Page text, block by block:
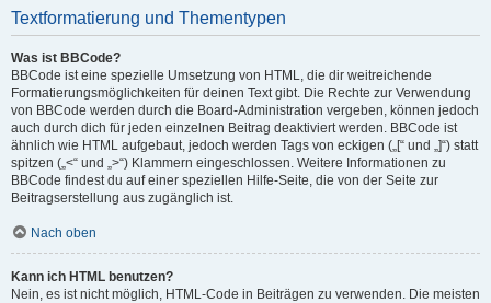
Textformatierung und Thementypen
Was ist BBCode?
BBCode ist eine spezielle Umsetzung von HTML, die dir weitreichende
Formatierungsmöglichkeiten für deinen Text gibt. Die Rechte zur Verwendung
von BBCode werden durch die Board-Administration vergeben, können jedoch
auch durch dich für jeden einzelnen Beitrag deaktiviert werden. BBCode ist
ähnlich wie HTML aufgebaut, jedoch werden Tags von eckigen („[“ und „]“) statt
spitzen („<“ und „>“) Klammern eingeschlossen. Weitere Informationen zu
BBCode findest du auf einer speziellen Hilfe-Seite, die von der Seite zur
Beitragserstellung aus zugänglich ist.
Nach oben
Kann ich HTML benutzen?
Nein, es ist nicht möglich, HTML-Code in Beiträgen zu verwenden. Die meisten